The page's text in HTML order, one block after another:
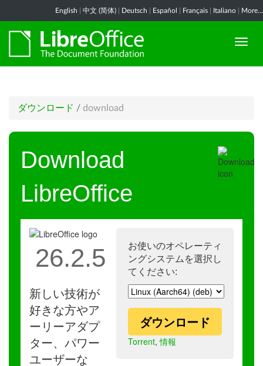
English 中文 (简体) Deutsch Español Français Italiano More...
ダウンロード / download
Download
LibreOffice
お使いのオペレーティ
ングシステムを選択し
てください:
ダウンロード
Torrent,情報
26.2.5
新しい技術が
好きな方やア
ーリーアダプ
ター、パワー
ユーザーな